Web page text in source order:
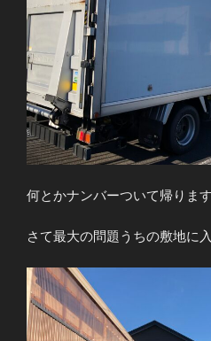
何とかナンバーついて帰りま
さて最大の問題うちの敷地に